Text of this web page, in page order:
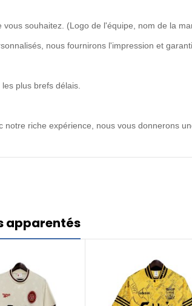
souhaitez. (Logo de l'équipe, nom de la
nous fournirons l'impression et
plus brefs délais.
riche expérience, nous vous donnerons
apparentés